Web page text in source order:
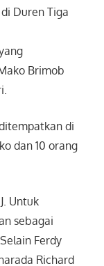
Duren Tiga
Brimob
di
dan 10 orang
Untuk
sebagai
Ferdy
Richard